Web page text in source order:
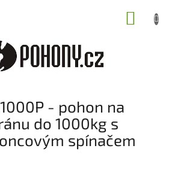
- pohon na
do 1000kg s
spínačem